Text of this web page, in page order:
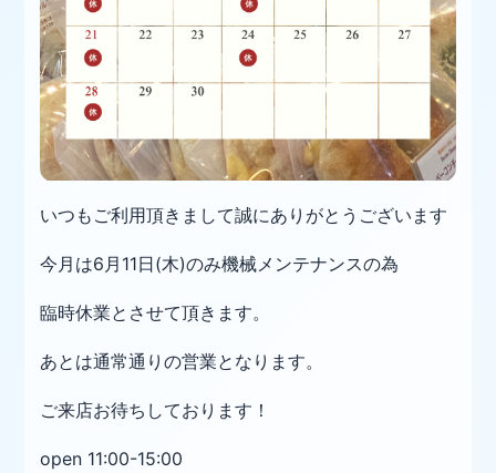
いつもご利用頂きまして誠にありがとうございます
今月は6月11日(木)のみ機械メンテナンスの為
臨時休業とさせて頂きます。
あとは通常通りの営業となります。
ご来店お待ちしております！
open 11:00-15:00